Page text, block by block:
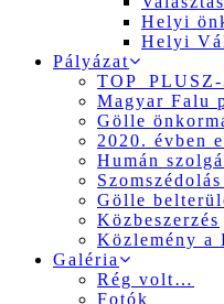
Helyi
Helyi
Pályázat
Magyar Falu
Gölle
2020. évben
Humán
Gölle
Közbeszerzés
Közlemény a
Galéria
Rég volt…
Fotók